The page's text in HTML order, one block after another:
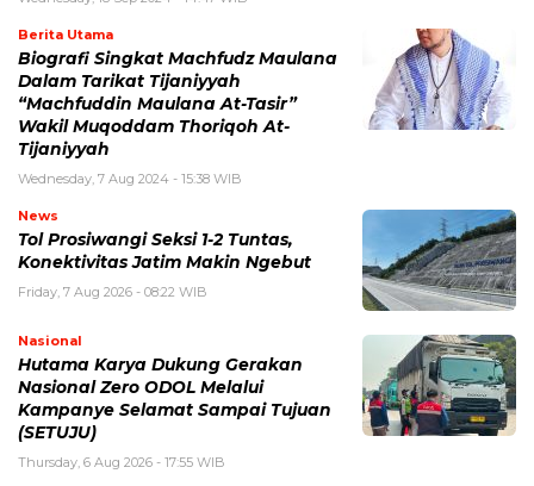
Berita Utama
Biografi Singkat Machfudz Maulana
Dalam Tarikat Tijaniyyah
“Machfuddin Maulana At-Tasir”
Wakil Muqoddam Thoriqoh At-
Tijaniyyah
Wednesday, 7 Aug 2024 - 15:38 WIB
News
Tol Prosiwangi Seksi 1-2 Tuntas,
Konektivitas Jatim Makin Ngebut
Friday, 7 Aug 2026 - 08:22 WIB
Nasional
Hutama Karya Dukung Gerakan
Nasional Zero ODOL Melalui
Kampanye Selamat Sampai Tujuan
(SETUJU)
Thursday, 6 Aug 2026 - 17:55 WIB